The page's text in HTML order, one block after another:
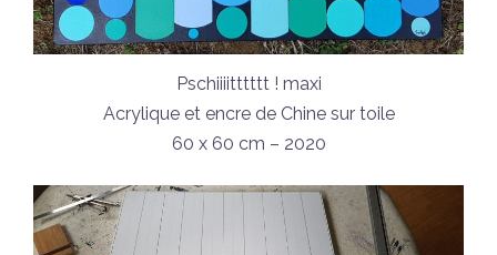
Pschiiiitttttt ! maxi
Acrylique et encre de Chine sur toile
60 x 60 cm – 2020